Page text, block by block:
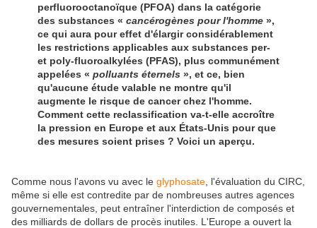
perfluorooctanoïque (PFOA) dans la catégorie
des substances «cancérogènes pour l'homme »,
ce qui aura pour effet d'élargir considérablement
les restrictions applicables aux substances per-
et poly-fluoroalkylées (PFAS), plus communément
appelées «polluants éternels », et ce, bien
qu'aucune étude valable ne montre qu'il
augmente le risque de cancer chez l'homme.
Comment cette reclassification va-t-elle accroître
la pression en Europe et aux États-Unis pour que
des mesures soient prises ? Voici un aperçu.
Comme nous l'avons vu avec le glyphosate , l'évaluation du CIRC,
même si elle est contredite par de nombreuses autres agences
gouvernementales, peut entraîner l'interdiction de composés et
des milliards de dollars de procès inutiles. L'Europe a ouvert la